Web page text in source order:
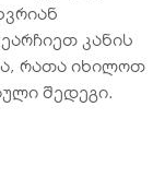
კანის
რათა იხილოთ
შედეგი.